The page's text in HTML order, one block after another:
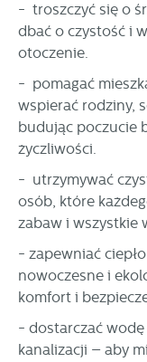
- troszczyć się o
dbać o czystość i
otoczenie.
- pomagać
wspierać rodziny,
budując poczucie
życzliwości.
- utrzymywać
osób, które
zabaw i wszystkie
- zapewniać
nowoczesne i
komfort i
- dostarczać wodę
kanalizacji – aby